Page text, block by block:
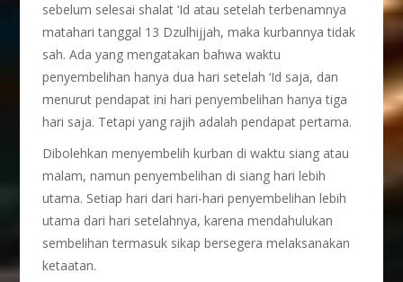
sebelum selesai shalat ‘Id atau setelah terbenamnya
matahari tanggal 13 Dzulhijjah, maka kurbannya tidak
sah. Ada yang mengatakan bahwa waktu
penyembelihan hanya dua hari setelah ‘Id saja, dan
menurut pendapat ini hari penyembelihan hanya tiga
hari saja. Tetapi yang rajih adalah pendapat pertama.
Dibolehkan menyembelih kurban di waktu siang atau
malam, namun penyembelihan di siang hari lebih
utama. Setiap hari dari hari-hari penyembelihan lebih
utama dari hari setelahnya, karena mendahulukan
sembelihan termasuk sikap bersegera melaksanakan
ketaatan.